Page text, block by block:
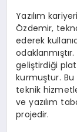
Yazılım
Özdemir,
ederek
geliştirdiği
kurmuştur.
teknik
ve yazılım
projedir.